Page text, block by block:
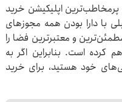
فعال، پرمخاطب‌ترین اپلیکیشن خرید
با دارا بودن همه مجوزهای
و معتبرترین فضا را
کرده است. بنابراین اگر به
خود هستید، برای خرید